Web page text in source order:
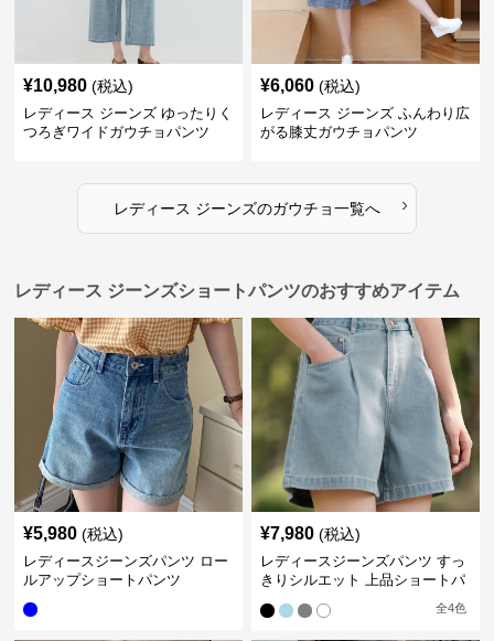
¥10,980 (税込)
レディース ジーンズ ゆったりく
つろぎワイドガウチョパンツ
¥6,060 (税込)
レディース ジーンズ ふんわり広
がる膝丈ガウチョパンツ
レディース ジーンズのガウチョ一覧へ ›
レディース ジーンズショートパンツのおすすめアイテム
¥5,980 (税込)
レディースジーンズパンツ ロー
ルアップショートパンツ
¥7,980 (税込)
レディースジーンズパンツ すっ
きりシルエット 上品ショートパ
全4色